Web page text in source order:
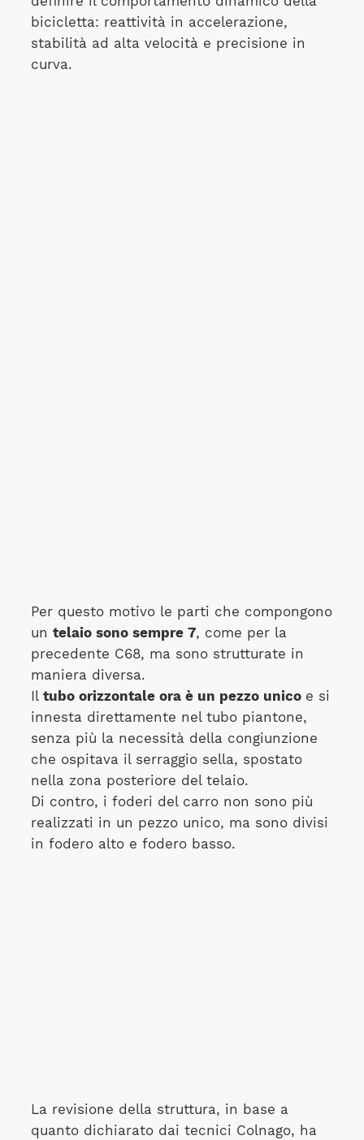
bicicletta: reattività in accelerazione,
stabilità ad alta velocità e precisione in
curva.
Per questo motivo le parti che compongono
un telaio sono sempre 7, come per la
precedente C68, ma sono strutturate in
maniera diversa.
Il tubo orizzontale ora è un pezzo unico e si
innesta direttamente nel tubo piantone,
senza più la necessità della congiunzione
che ospitava il serraggio sella, spostato
nella zona posteriore del telaio.
Di contro, i foderi del carro non sono più
realizzati in un pezzo unico, ma sono divisi
in fodero alto e fodero basso.
La revisione della struttura, in base a
quanto dichiarato dai tecnici Colnago, ha